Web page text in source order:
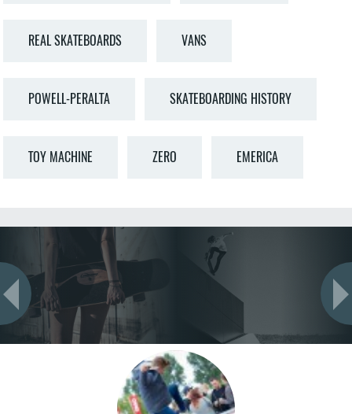
REAL SKATEBOARDS VANS
POWELL-PERALTA SKATEBOARDING HISTORY
TOY MACHINE ZERO EMERICA